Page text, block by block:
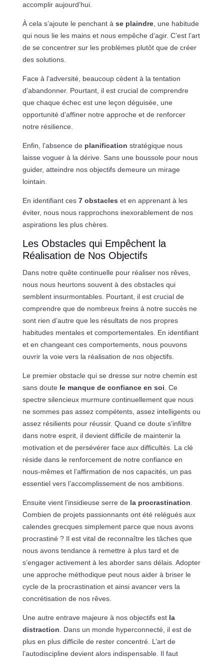
accomplir aujourd’hui.
À cela s’ajoute le penchant à se plaindre, une habitude
qui nous lie les mains et nous empêche d’agir. C’est l’art
de se concentrer sur les problèmes plutôt que de créer
des solutions.
Face à l’adversité, beaucoup cèdent à la tentation
d’abandonner. Pourtant, il est crucial de comprendre
que chaque échec est une leçon déguisée, une
opportunité d’affiner notre approche et de renforcer
notre résilience.
Enfin, l’absence de planification stratégique nous
laisse voguer à la dérive. Sans une boussole pour nous
guider, atteindre nos objectifs demeure un mirage
lointain.
En identifiant ces 7 obstacles et en apprenant à les
éviter, nous nous rapprochons inexorablement de nos
aspirations les plus chères.
Les Obstacles qui Empêchent la
Réalisation de Nos Objectifs
Dans notre quête continuelle pour réaliser nos rêves,
nous nous heurtons souvent à des obstacles qui
semblent insurmontables. Pourtant, il est crucial de
comprendre que de nombreux freins à notre succès ne
sont rien d’autre que les résultats de nos propres
habitudes mentales et comportementales. En identifiant
et en changeant ces comportements, nous pouvons
ouvrir la voie vers la réalisation de nos objectifs.
Le premier obstacle qui se dresse sur notre chemin est
sans doute le manque de confiance en soi . Ce
spectre silencieux murmure continuellement que nous
ne sommes pas assez compétents, assez intelligents ou
assez résilients pour réussir. Quand ce doute s’infiltre
dans notre esprit, il devient difficile de maintenir la
motivation et de persévérer face aux difficultés. La clé
réside dans le renforcement de notre confiance en
nous-mêmes et l’affirmation de nos capacités, un pas
essentiel vers l’accomplissement de nos ambitions.
Ensuite vient l’insidieuse serre de la procrastination
Combien de projets passionnants ont été relégués aux
calendes grecques simplement parce que nous avons
procrastiné ? Il est vital de reconnaître les tâches que
nous avons tendance à remettre à plus tard et de
s’engager activement à les aborder sans délais. Adopter
une approche méthodique peut nous aider à briser le
cycle de la procrastination et ainsi avancer vers la
concrétisation de nos rêves.
Une autre entrave majeure à nos objectifs est la
distraction . Dans un monde hyperconnecté, il est de
plus en plus difficile de rester concentré. L’art de
l’autodiscipline devient alors indispensable. Il faut